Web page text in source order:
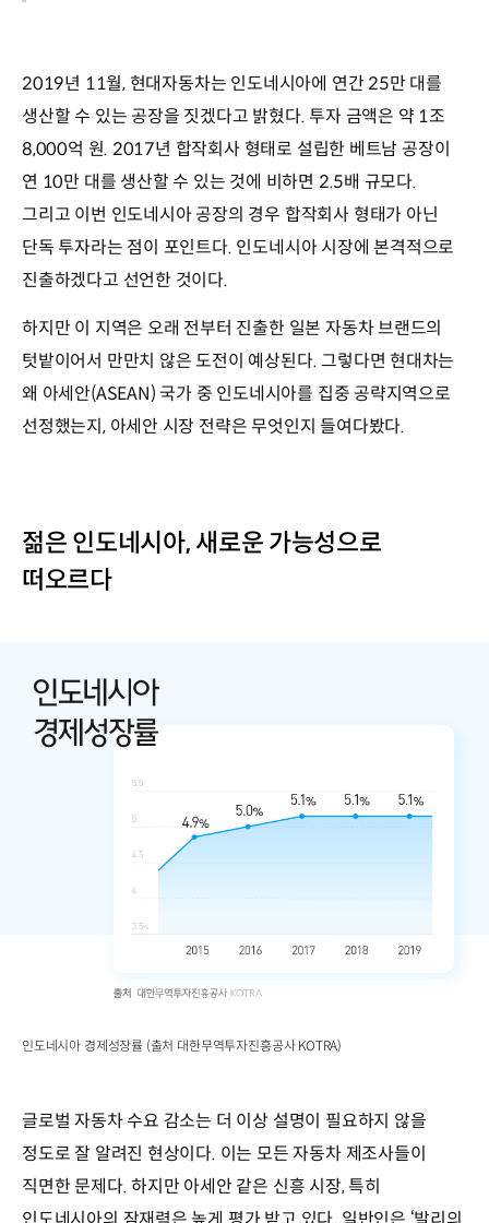
2019년 11월, 현대자동차는 인도네시아에 연간 25만 대를
생산할 수 있는 공장을 짓겠다고 밝혔다. 투자 금액은 약 1조
8,000억 원. 2017년 합작회사 형태로 설립한 베트남 공장이
연 10만 대를 생산할 수 있는 것에 비하면 2.5배 규모다.
그리고 이번 인도네시아 공장의 경우 합작회사 형태가 아닌
단독 투자라는 점이 포인트다. 인도네시아 시장에 본격적으로
진출하겠다고 선언한 것이다.
하지만 이 지역은 오래 전부터 진출한 일본 자동차 브랜드의
텃밭이어서 만만치 않은 도전이 예상된다. 그렇다면 현대차는
왜 아세안(ASEAN) 국가 중 인도네시아를 집중 공략지역으로
선정했는지, 아세안 시장 전략은 무엇인지 들여다봤다.
젊은 인도네시아, 새로운 가능성으로
떠오르다
인도네시아 경제성장률 (출처 대한무역투자진흥공사 KOTRA)
글로벌 자동차 수요 감소는 더 이상 설명이 필요하지 않을
정도로 잘 알려진 현상이다. 이는 모든 자동차 제조사들이
직면한 문제다. 하지만 아세안 같은 신흥 시장, 특히